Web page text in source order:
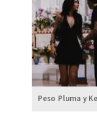
Peso Pluma y